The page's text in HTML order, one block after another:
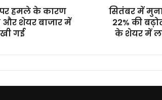
पर हमले के कारण
शेयर बाजार में
गई
बढ़ोतरी
के
शेयर
सितंबर में
22% की
के शेयर में